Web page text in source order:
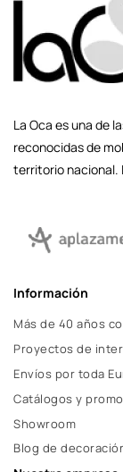
La Oca es una de
reconocidas de
territorio nacional.
Información
Más de 40 años
Proyectos de
Envíos por toda
Catálogos y
Showroom
Blog de